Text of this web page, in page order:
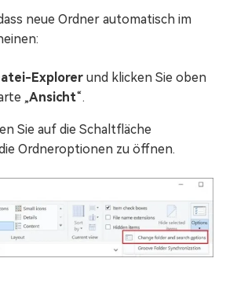
neue Ordner automatisch im
Explorer und klicken Sie oben
„Ansicht“.
Sie auf die Schaltfläche
Ordneroptionen zu öffnen.